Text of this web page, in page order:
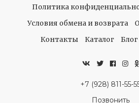
Политика
Условия обмена и возврата
Контакты
Каталог Блог
+7 (928) 811-55-
Позвонить